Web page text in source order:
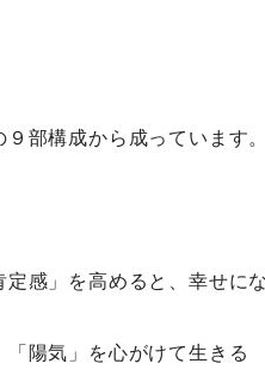
９部構成から成っています。
定感」を高めると、幸せに
「陽気」を心がけて生きる